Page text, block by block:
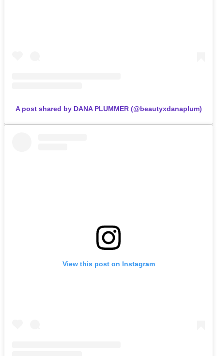
A post shared by DANA PLUMMER (@beautyxdanaplum)
View this post on Instagram